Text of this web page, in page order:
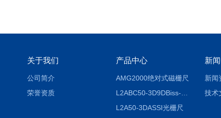
关于我们
公司简介
荣誉资质
产品中心
AMG2000绝对式磁栅尺
L2A50-3DASSI光栅尺
新
新闻
技术